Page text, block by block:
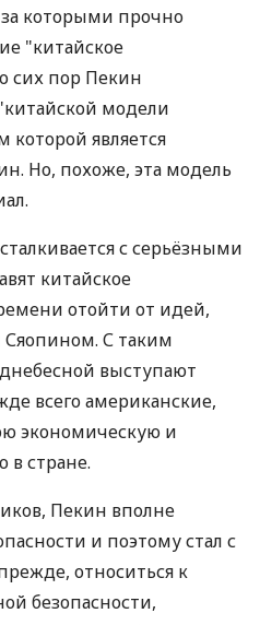
которыми прочно
"китайское
сих пор Пекин
модели
которой является
Но, похоже, эта модель
с серьёзными
китайское
отойти от идей,
С таким
выступают
всего американские,
экономическую и
в стране.
Пекин вполне
и поэтому стал с
относиться к
безопасности,